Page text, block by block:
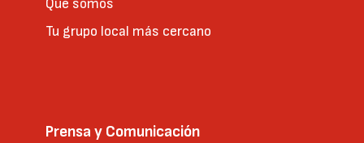
Tu grupo local más cercano
Prensa y Comunicación